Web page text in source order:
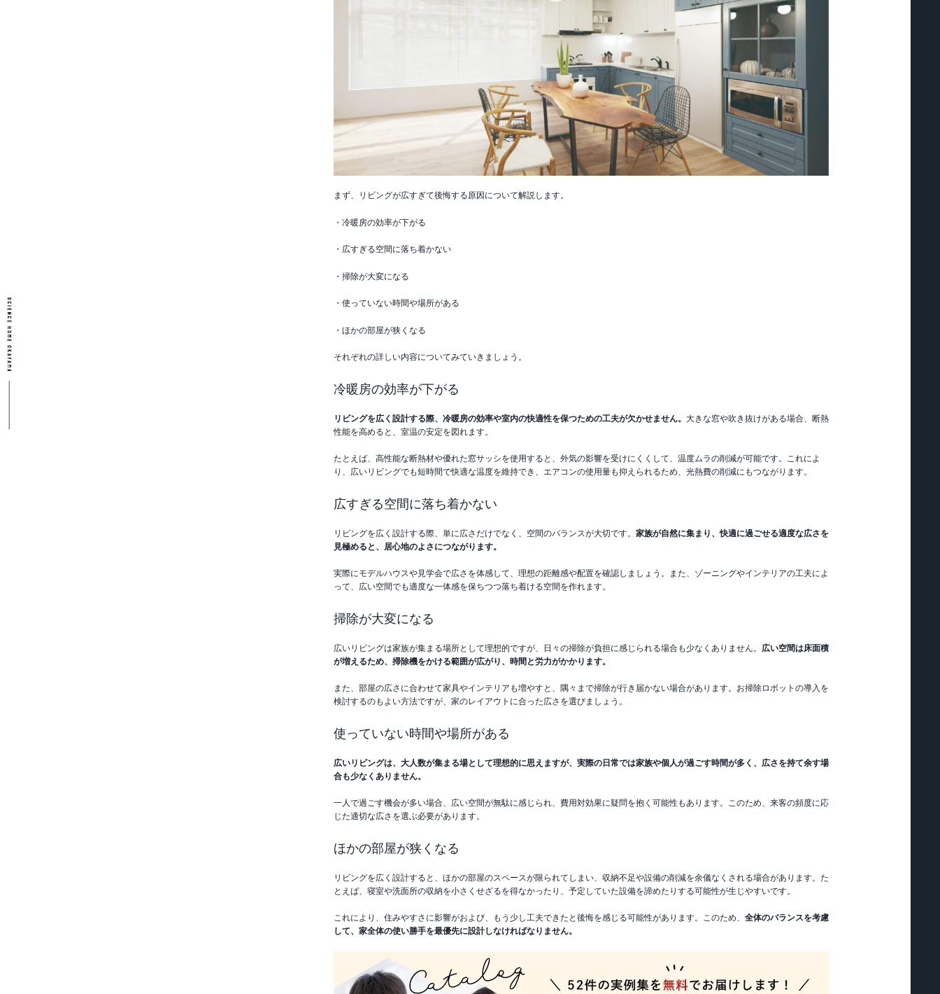
まず、リビングが広すぎて後悔する原因について解説します。
・冷暖房の効率が下がる
・広すぎる空間に落ち着かない
・掃除が大変になる
・使っていない時間や場所がある
・ほかの部屋が狭くなる
それぞれの詳しい内容についてみていきましょう。
冷暖房の効率が下がる
リビングを広く設計する際、冷暖房の効率や室内の快適性を保つための工夫が欠かせません。 大きな窓や吹き抜けがある場合、断熱
性能を高めると、室温の安定を図れます。
たとえば、高性能な断熱材や優れた窓サッシを使用すると、外気の影響を受けにくくして、温度ムラの削減が可能です。これによ
り、広いリビングでも短時間で快適な温度を維持でき、エアコンの使用量も抑えられるため、光熱費の削減にもつながります。
広すぎる空間に落ち着かない
リビングを広く設計する際、単に広さだけでなく、空間のバランスが大切です。家族が自然に集まり、快適に過ごせる適度な広さを
見極めると、居心地のよさにつながります。
実際にモデルハウスや見学会で広さを体感して、理想の距離感や配置を確認しましょう。また、ゾーニングやインテリアの工夫によ
って、広い空間でも適度な一体感を保ちつつ落ち着ける空間を作れます。
掃除が大変になる
広いリビングは家族が集まる場所として理想的ですが、日々の掃除が負担に感じられる場合も少なくありません。 広い空間は床面積
が増えるため、掃除機をかける範囲が広がり、時間と労力がかかります。
また、部屋の広さに合わせて家具やインテリアも増やすと、隅々まで掃除が行き届かない場合があります。お掃除ロボットの導入を
検討するのもよい方法ですが、家のレイアウトに合った広さを選びましょう。
使っていない時間や場所がある
広いリビングは、大人数が集まる場として理想的に思えますが、実際の日常では家族や個人が過ごす時間が多く、広さを持て余す場
合も少なくありません。
一人で過ごす機会が多い場合、広い空間が無駄に感じられ、費用対効果に疑問を抱く可能性もあります。このため、来客の頻度に応
じた適切な広さを選ぶ必要があります。
ほかの部屋が狭くなる
リビングを広く設計すると、ほかの部屋のスペースが限られてしまい、収納不足や設備の削減を余儀なくされる場合があります。た
とえば、寝室や洗面所の収納を小さくせざるを得なかったり、予定していた設備を諦めたりする可能性が生じやすいです。
これにより、住みやすさに影響がおよび、もう少し工夫できたと後悔を感じる可能性があります。このため、全体のバランスを考慮
して、家全体の使い勝手を最優先に設計しなければなりません。